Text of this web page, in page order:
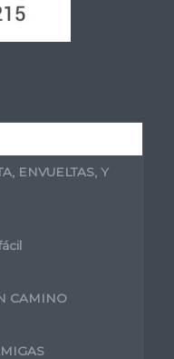
ENVUELTAS, Y
CAMINO